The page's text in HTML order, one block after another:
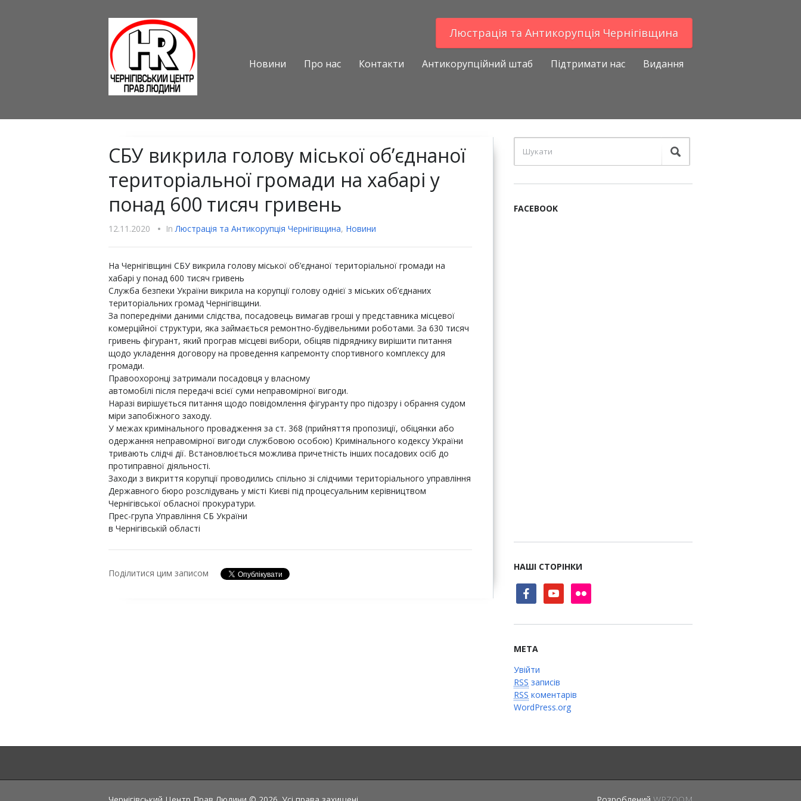
Люстрацiя та Антикорупцiя Чернігівщина
Новини Про нас Контакти Антикорупційний штаб Підтримати нас Видання
СБУ викрила голову міської об’єднаної
територіальної громади на хабарі у
понад 600 тисяч гривень
12.11.2020 • InЛюстрацiя та Антикорупцiя Чернігівщина, Новини
На Чернігівщині СБУ викрила голову міської об’єднаної територіальної громади на
хабарі у понад 600 тисяч гривень
Служба безпеки України викрила на корупції голову однієї з міських об’єднаних
територіальних громад Чернігівщини.
За попередніми даними слідства, посадовець вимагав гроші у представника місцевої
комерційної структури, яка займається ремонтно-будівельними роботами. За 630 тисяч
гривень фігурант, який програв місцеві вибори, обіцяв підряднику вирішити питання
щодо укладення договору на проведення капремонту спортивного комплексу для
громади.
Правоохоронці затримали посадовця у власному
автомобілі після передачі всієї суми неправомірної вигоди.
Наразі вирішується питання щодо повідомлення фігуранту про підозру і обрання судом
міри запобіжного заходу.
У межах кримінального провадження за ст. 368 (прийняття пропозиції, обіцянки або
одержання неправомірної вигоди службовою особою) Кримінального кодексу України
тривають слідчі дії. Встановлюється можлива причетність інших посадових осіб до
протиправної діяльності.
Заходи з викриття корупції проводились спільно зі слідчими територіального управління
Державного бюро розслідувань у місті Києві під процесуальним керівництвом
Чернігівської обласної прокуратури.
Прес-група Управління СБ України
в Чернігівській області
Поділитися цим записом
FACEBOOK
НАШІ СТОРІНКИ
facebookyoutube flickr
МЕТА
Увійти
RSS записів
RSS коментарів
WordPress.org